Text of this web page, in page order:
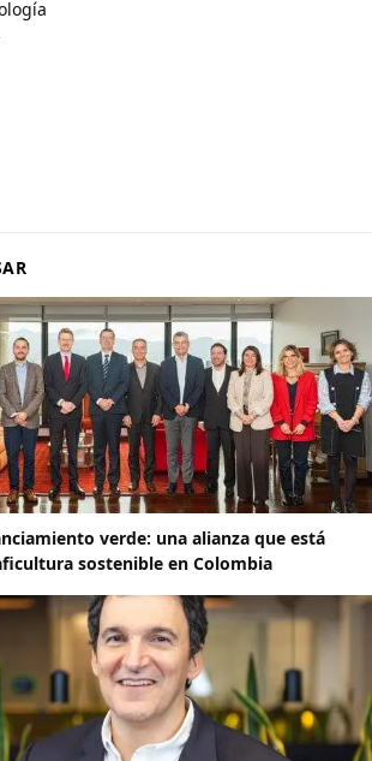
verde: una alianza que está
sostenible en Colombia